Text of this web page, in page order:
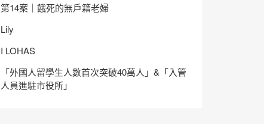
第14案｜餓死的無戶籍老婦
Lily
I LOHAS
「外國人留學生人數首次突破40萬人」&「入管
人員進駐市役所」